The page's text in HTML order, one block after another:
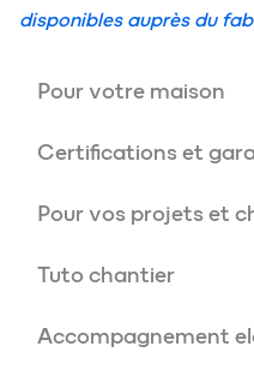
disponibles auprès du
Pour votre maison
4filtres
votre maison
Le filtre-compact x-
le traitement de vos
Certifications et
Le filtre
fiabilité et ses
Pour vos projets et
Lefiltre
chantiers
Tuto chantier
Vous êtes
Accompagnement